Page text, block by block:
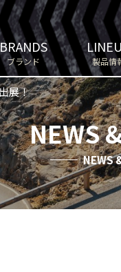
BRANDS
ブランド 製品情
展！
NEWS
NEWS